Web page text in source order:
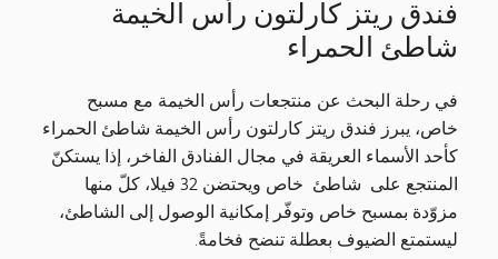
فندق ريتز كارلتون رأس الخيمة
شاطئ الحمراء
في رحلة البحث عن منتجعات رأس الخيمة مع مسبح
خاص، يبرز فندق ريتز كارلتون رأس الخيمة شاطئ الحمراء
كأحد الأسماء العريقة في مجال الفنادق الفاخر، إذا يستكنّ
المنتجع على شاطئ خاص ويحتضن 32 فيلا، كلّ منها
مزوّدة بمسبح خاص وتوفّر إمكانية الوصول إلى الشاطئ،
ليستمتع الضيوف بعطلة تنضح فخامةً.